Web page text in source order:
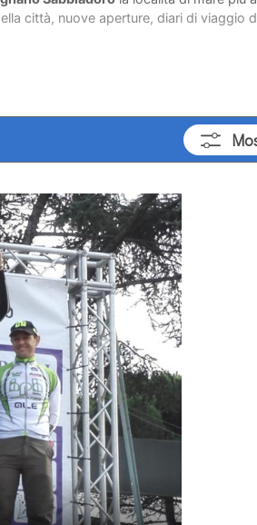
città, nuove aperture, diari di viaggio